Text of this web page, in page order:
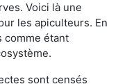
Voici là une
les apiculteurs. En
comme étant
sont censés